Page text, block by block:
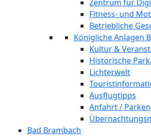
Zentrum für
Fitness- und
Betriebliche
Königliche Anlagen
Kultur &
Historische
Lichterwelt
Ausflugtipps
Anfahrt / Parken
Bad Brambach